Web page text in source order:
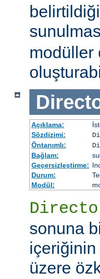
modüller
Açıklama:
Sözdizimi:
Öntanımlı:
Bağlam:
Geçersizleştirme:
Durum:
Modül:
sonuna
üzere